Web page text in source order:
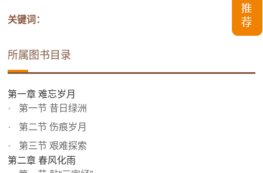
关键词：
所属图书目录
第一章 难忘岁月
第一节 昔日绿洲
第二节 伤痕岁月
第三节 艰难探索
第二章 春风化雨